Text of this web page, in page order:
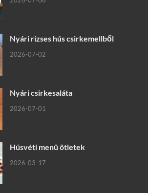
Nyári rizses hús csirkemellből
2026-07-02
Nyári csirkesaláta
2026-07-01
Húsvéti menü ötletek
2026-03-17